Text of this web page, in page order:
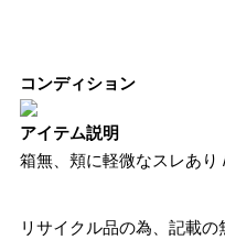
コンディション
アイテム説明
箱無、頬に軽微なスレあり
リサイクル品の為、記載